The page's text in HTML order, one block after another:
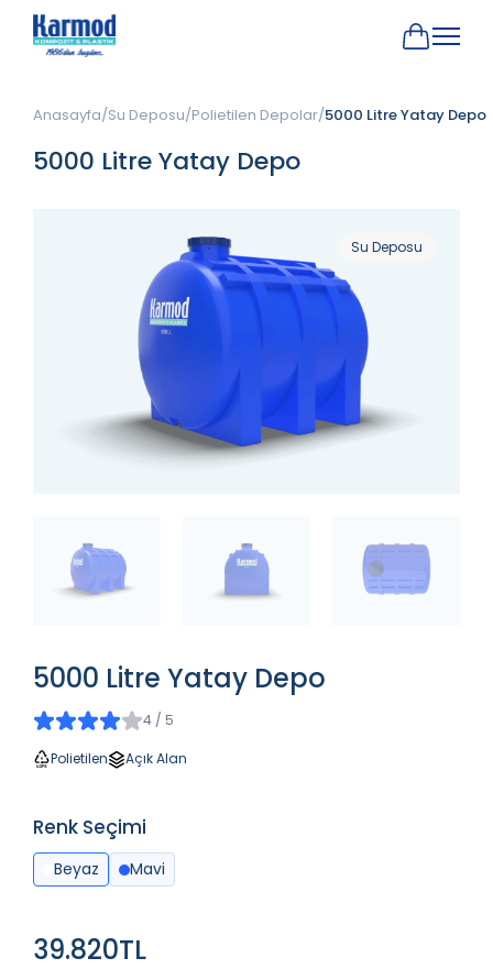
Anasayfa Su Deposu Polietilen Depolar 5000 Litre Yatay Depo
5000 Litre Yatay Depo
Su Deposu
5000 Litre Yatay Depo
4 / 5
Polietilen Açık Alan
Renk Seçimi
Beyaz Mavi
39.820TL